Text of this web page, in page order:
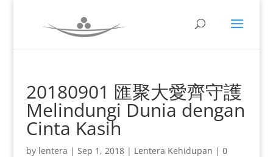
20180901 匯聚大愛齊守護
Melindungi Dunia dengan
Cinta Kasih
by lentera | Sep 1, 2018| Lentera Kehidupan | 0